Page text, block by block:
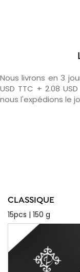
Nous livrons en 3
USD TTC + 2.08
nous l'expédions le
CLASSIQUE
15pcs | 150 g